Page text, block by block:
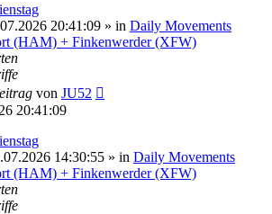
20:41:09 » in Daily Movements
(HAM) + Finkenwerder (XFW)
von JU52
20:41:09
14:30:55 » in Daily Movements
(HAM) + Finkenwerder (XFW)